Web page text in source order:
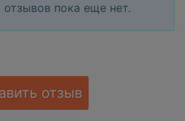
пока еще нет.
отзыв